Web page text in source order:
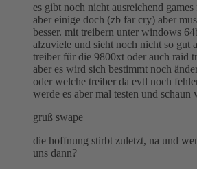
es gibt noch nicht ausreichend
aber einige doch (zb far cry) aber
besser. mit treibern unter windows
alzuviele und sieht noch nicht so gut
treiber für die 9800xt oder auch raid
aber es wird sich bestimmt noch
oder welche treiber da evtl noch
werde es aber mal testen und schaun
gruß swape
die hoffnung stirbt zuletzt, na und
uns dann?